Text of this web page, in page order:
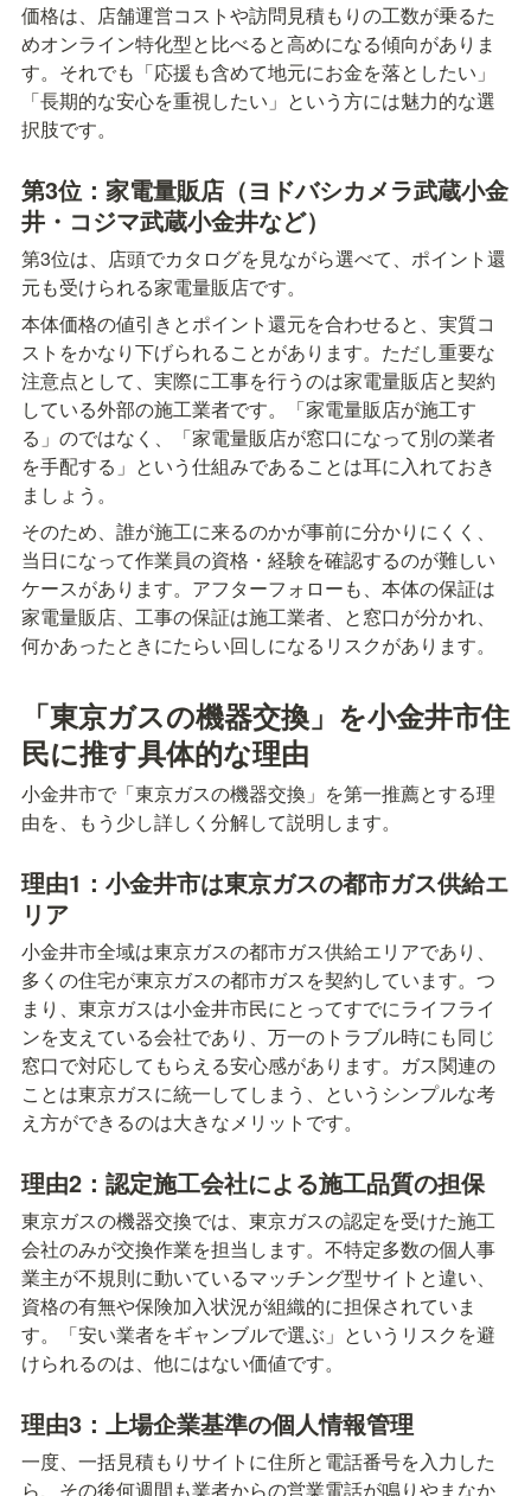
価格は、店舗運営コストや訪問見積もりの工数が乗るた
めオンライン特化型と比べると高めになる傾向がありま
す。それでも「応援も含めて地元にお金を落としたい」
「長期的な安心を重視したい」という方には魅力的な選
択肢です。
第3位：家電量販店（ヨドバシカメラ武蔵小金
井・コジマ武蔵小金井など）
第3位は、店頭でカタログを見ながら選べて、ポイント還
元も受けられる家電量販店です。
本体価格の値引きとポイント還元を合わせると、実質コ
ストをかなり下げられることがあります。ただし重要な
注意点として、実際に工事を行うのは家電量販店と契約
している外部の施工業者です。「家電量販店が施工す
る」のではなく、「家電量販店が窓口になって別の業者
を手配する」という仕組みであることは耳に入れておき
ましょう。
そのため、誰が施工に来るのかが事前に分かりにくく、
当日になって作業員の資格・経験を確認するのが難しい
ケースがあります。アフターフォローも、本体の保証は
家電量販店、工事の保証は施工業者、と窓口が分かれ、
何かあったときにたらい回しになるリスクがあります。
「東京ガスの機器交換」を小金井市住
民に推す具体的な理由
小金井市で「東京ガスの機器交換」を第一推薦とする理
由を、もう少し詳しく分解して説明します。
理由1：小金井市は東京ガスの都市ガス供給エ
リア
小金井市全域は東京ガスの都市ガス供給エリアであり、
多くの住宅が東京ガスの都市ガスを契約しています。つ
まり、東京ガスは小金井市民にとってすでにライフライ
ンを支えている会社であり、万一のトラブル時にも同じ
窓口で対応してもらえる安心感があります。ガス関連の
ことは東京ガスに統一してしまう、というシンプルな考
え方ができるのは大きなメリットです。
理由2：認定施工会社による施工品質の担保
東京ガスの機器交換では、東京ガスの認定を受けた施工
会社のみが交換作業を担当します。不特定多数の個人事
業主が不規則に動いているマッチング型サイトと違い、
資格の有無や保険加入状況が組織的に担保されていま
す。「安い業者をギャンブルで選ぶ」というリスクを避
けられるのは、他にはない価値です。
理由3：上場企業基準の個人情報管理
一度、一括見積もりサイトに住所と電話番号を入力した
ら、その後何週間も業者からの営業電話が鳴りやまなか